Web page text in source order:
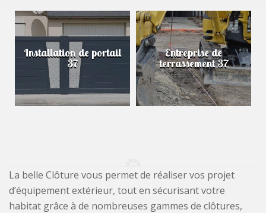
Installation de portail
37
Entreprise de
terrassement 37
La belle Clôture vous permet de réaliser vos projet
d’équipement extérieur, tout en sécurisant votre
habitat grâce à de nombreuses gammes de clôtures,